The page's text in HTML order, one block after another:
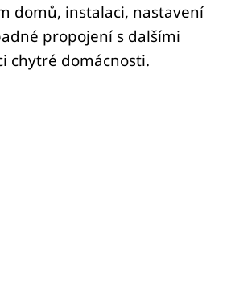
domů, instalaci, nastavení
propojení s dalšími
chytré domácnosti.